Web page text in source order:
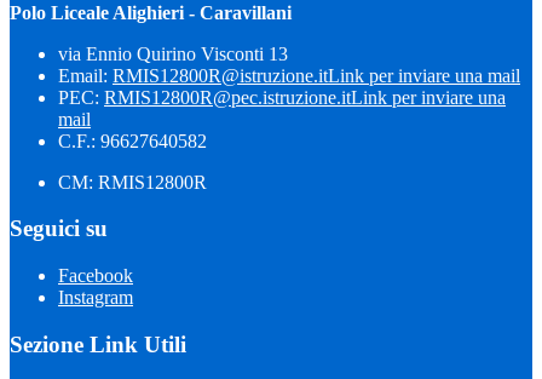
Polo Liceale Alighieri - Caravillani
via Ennio Quirino Visconti 13
Email: RMIS12800R@istruzione.itLink per inviare una mail
PEC: RMIS12800R@pec.istruzione.itLink per inviare una
mail
C.F.: 96627640582
CM: RMIS12800R
Seguici su
Facebook
Instagram
Sezione Link Utili